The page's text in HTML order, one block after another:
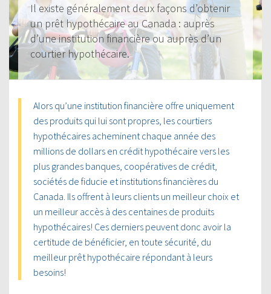
Il existe généralement deux façons d’obtenir
un prêt hypothécaire au Canada : auprès
d’une institution financière ou auprès d’un
courtier hypothécaire.
Alors qu’une institution financière offre uniquement
des produits qui lui sont propres, les courtiers
hypothécaires acheminent chaque année des
millions de dollars en crédit hypothécaire vers les
plus grandes banques, coopératives de crédit,
sociétés de fiducie et institutions financières du
Canada. Ils offrent à leurs clients un meilleur choix et
un meilleur accès à des centaines de produits
hypothécaires! Ces derniers peuvent donc avoir la
certitude de bénéficier, en toute sécurité, du
meilleur prêt hypothécaire répondant à leurs
besoins!